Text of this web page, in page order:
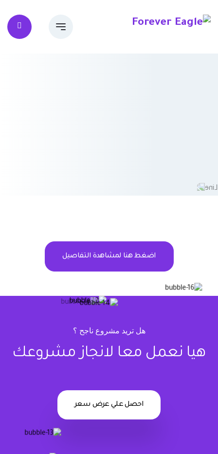
اضغط هنا لمشاهدة التفاصيل
هل تريد مشروع ناجح ؟
هيا نعمل معا لانجاز مشروعك
احصل علي عرض سعر